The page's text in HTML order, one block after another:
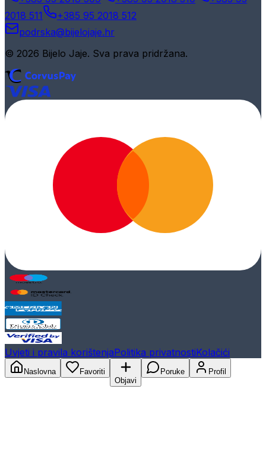
2018 511
+385 95 2018 512
podrska@bijelojaje.hr
© 2026 Bijelo Jaje. Sva prava pridržana.
Uvjeti i pravila korištenjaPolitika privatnostiKolačići
Naslovna
Favoriti
Objavi
Poruke Profil